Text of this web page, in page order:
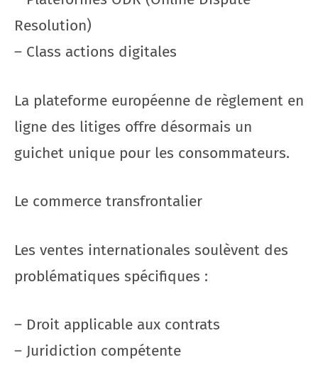
Resolution)
– Class actions digitales
La plateforme européenne de règlement en
ligne des litiges offre désormais un
guichet unique pour les consommateurs.
Le commerce transfrontalier
Les ventes internationales soulèvent des
problématiques spécifiques :
– Droit applicable aux contrats
– Juridiction compétente